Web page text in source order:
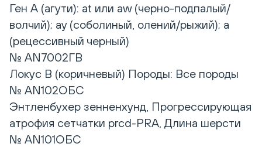
Ген А (агути): at или aw (черно-подпалый/
волчий); ay (соболиный, олений/рыжий); a
(рецессивный черный)
№ AN7002ГВ
Локус B (коричневый) Породы: Все породы
№ AN102ОБС
Энтленбухер зенненхунд, Прогрессирующая
атрофия сетчатки prcd-PRA, Длина шерсти
№ AN101ОБС